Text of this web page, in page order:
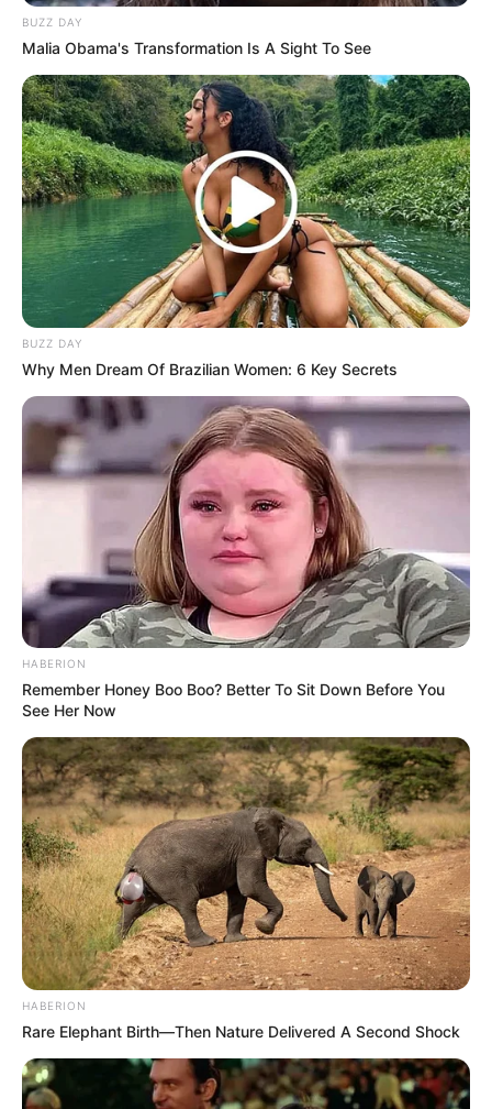
Serem! 9 Chat Ojek Online &
Pelanggan Ini Bikin Auto
Merinding
Bikin Ngakak, 10 Potret
Cosplay Murah Pakai Bahan
Seadanya
BUZZ DAY
Malia Obama's Transformation Is A Sight To See
BUZZ DAY
Why Men Dream Of Brazilian Women: 6 Key Secrets
HABERION
Remember Honey Boo Boo? Better To Sit Down Before You
See Her Now
HABERION
Rare Elephant Birth—Then Nature Delivered A Second Shock